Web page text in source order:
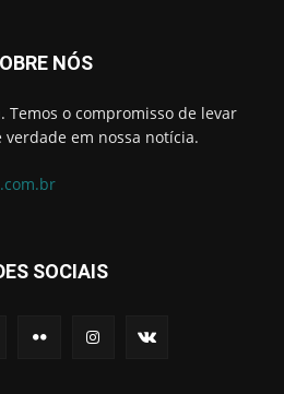
NÓS
Temos o compromisso de levar
em nossa notícia.
SOCIAIS